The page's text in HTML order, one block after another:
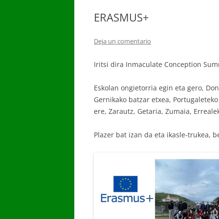
ERASMUS+
Deja un comentario
Iritsi dira Inmaculate Conception
Eskolan ongietorria egin eta gero,
Gernikako batzar etxea,
ere, Zarautz, Getaria, Zumaia,
Plazer bat izan da eta ikasle-trukea,